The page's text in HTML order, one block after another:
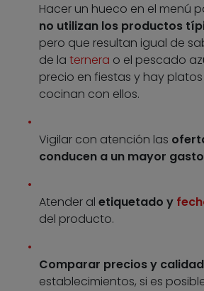
Hacer un hueco en el menú
no utilizan los productos
pero que resultan igual de
de la ternera o el pescado
precio en fiestas y hay
cocinan con ellos.
Vigilar con atención las
conducen a un mayor gasto
Atender al etiquetado y
del producto.
Comparar precios y
establecimientos, si es